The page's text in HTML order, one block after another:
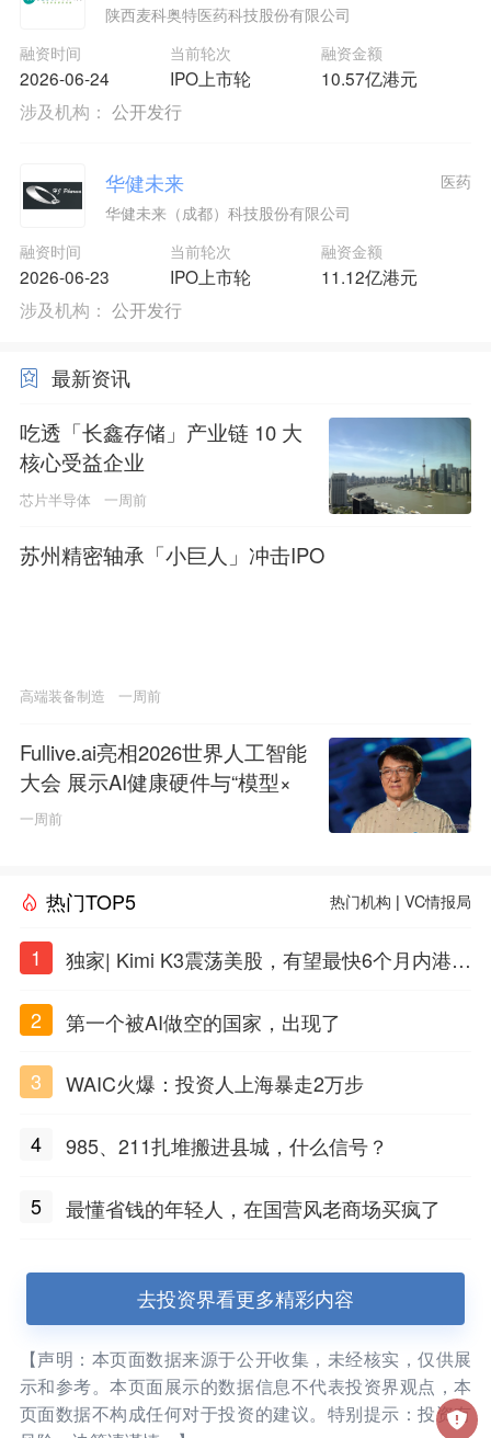
陕西麦科奥特医药科技股份有限公司
融资时间
2026-06-24
当前轮次
IPO上市轮
融资金额
10.57亿港元
涉及机构： 公开发行
华健未来
华健未来（成都）科技股份有限公司
融资时间
2026-06-23
当前轮次
IPO上市轮
融资金额
11.12亿港元
医药
涉及机构： 公开发行
最新资讯
吃透「长鑫存储」产业链 10 大
核心受益企业
芯片半导体 一周前
苏州精密轴承「小巨人」冲击IPO
高端装备制造 一周前
Fullive.ai亮相2026世界人工智能
大会 展示AI健康硬件与“模型×
本体”创新技术路径
一周前
热门TOP5 热门机构 |VC情报局
1
独家| Kimi K3震荡美股，有望最快6个月内港股
2
第一个被AI做空的国家，出现了
3 WAIC火爆：投资人上海暴走2万步
4 985、211扎堆搬进县城，什么信号？
5 最懂省钱的年轻人，在国营风老商场买疯了
去投资界看更多精彩内容
【声明：本页面数据来源于公开收集，未经核实，仅供展
示和参考。本页面展示的数据信息不代表投资界观点，本
页面数据不构成任何对于投资的建议。特别提示：投资有